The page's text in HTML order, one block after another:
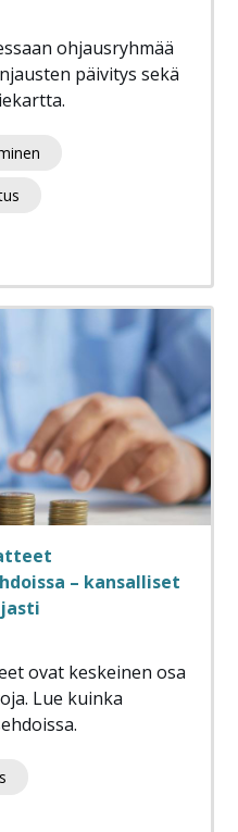
ohjausryhmää
päivitys sekä
– kansalliset
ovat keskeinen osa
Lue kuinka